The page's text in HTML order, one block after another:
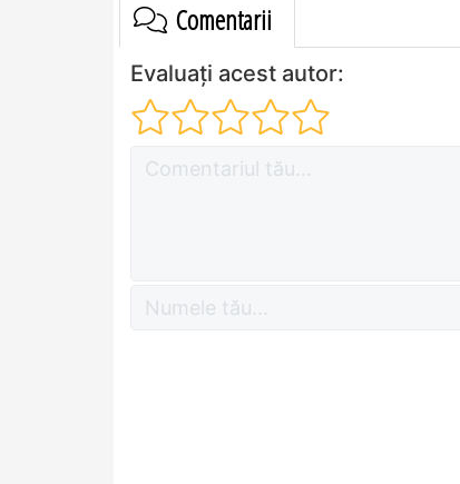
Comentarii
Evaluați acest autor: